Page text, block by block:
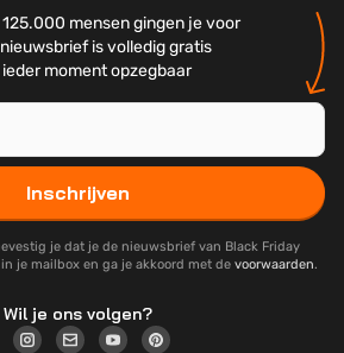
125.000 mensen gingen je voor
is volledig gratis
ieder moment opzegbaar
Inschrijven
je dat je de nieuwsbrief van Black Friday
je mailbox en ga je akkoord met de voorwaarden.
Wil je ons volgen?